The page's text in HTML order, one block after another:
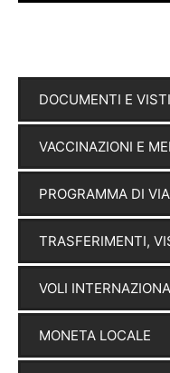
DOCUMENTI E VISTI
VACCINAZIONI E
PROGRAMMA DI
TRASFERIMENTI,
VOLI
MONETA LOCALE